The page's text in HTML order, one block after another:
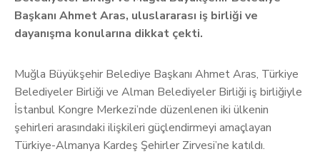
Başkanı Ahmet Aras, uluslararası iş birliği ve
dayanışma konularına dikkat çekti.
Muğla Büyükşehir Belediye Başkanı Ahmet Aras, Türkiye
Belediyeler Birliği ve Alman Belediyeler Birliği iş birliğiyle
İstanbul Kongre Merkezi’nde düzenlenen iki ülkenin
şehirleri arasındaki ilişkileri güçlendirmeyi amaçlayan
Türkiye-Almanya Kardeş Şehirler Zirvesi’ne katıldı.